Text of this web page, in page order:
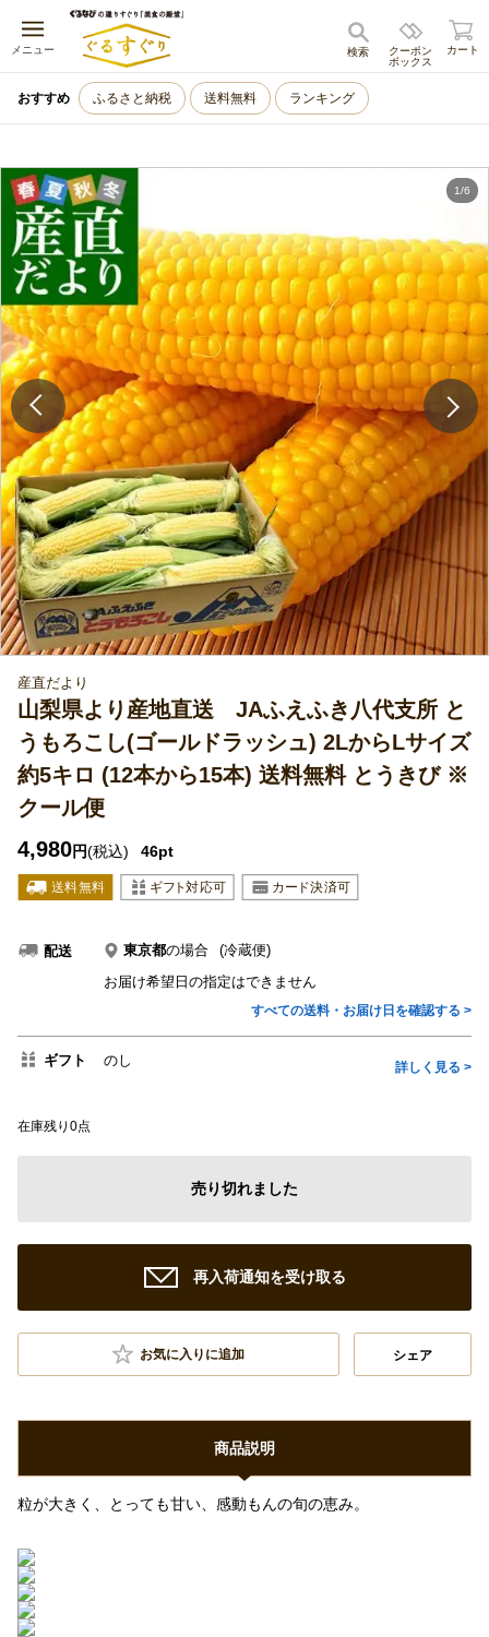
メニュー
キャンセル
クーポン
ボックス
検索 カート
おすすめ ふるさと納税 送料無料 ランキング
1/6
産直だより
山梨県より産地直送 JAふえふき八代支所 と
うもろこし(ゴールドラッシュ) 2LからLサイズ
約5キロ (12本から15本) 送料無料 とうきび ※
クール便
4,980円(税込) 46pt
配送 東京都の場合
(冷蔵便)
お届け希望日の指定はできません
すべての送料・お届け日を確認する >
ギフト のし 詳しく見る >
在庫残り0点
売り切れました
再入荷通知を受け取る
お気に入りに追加 シェア
商品説明
粒が大きく、とっても甘い、感動もんの旬の恵み。